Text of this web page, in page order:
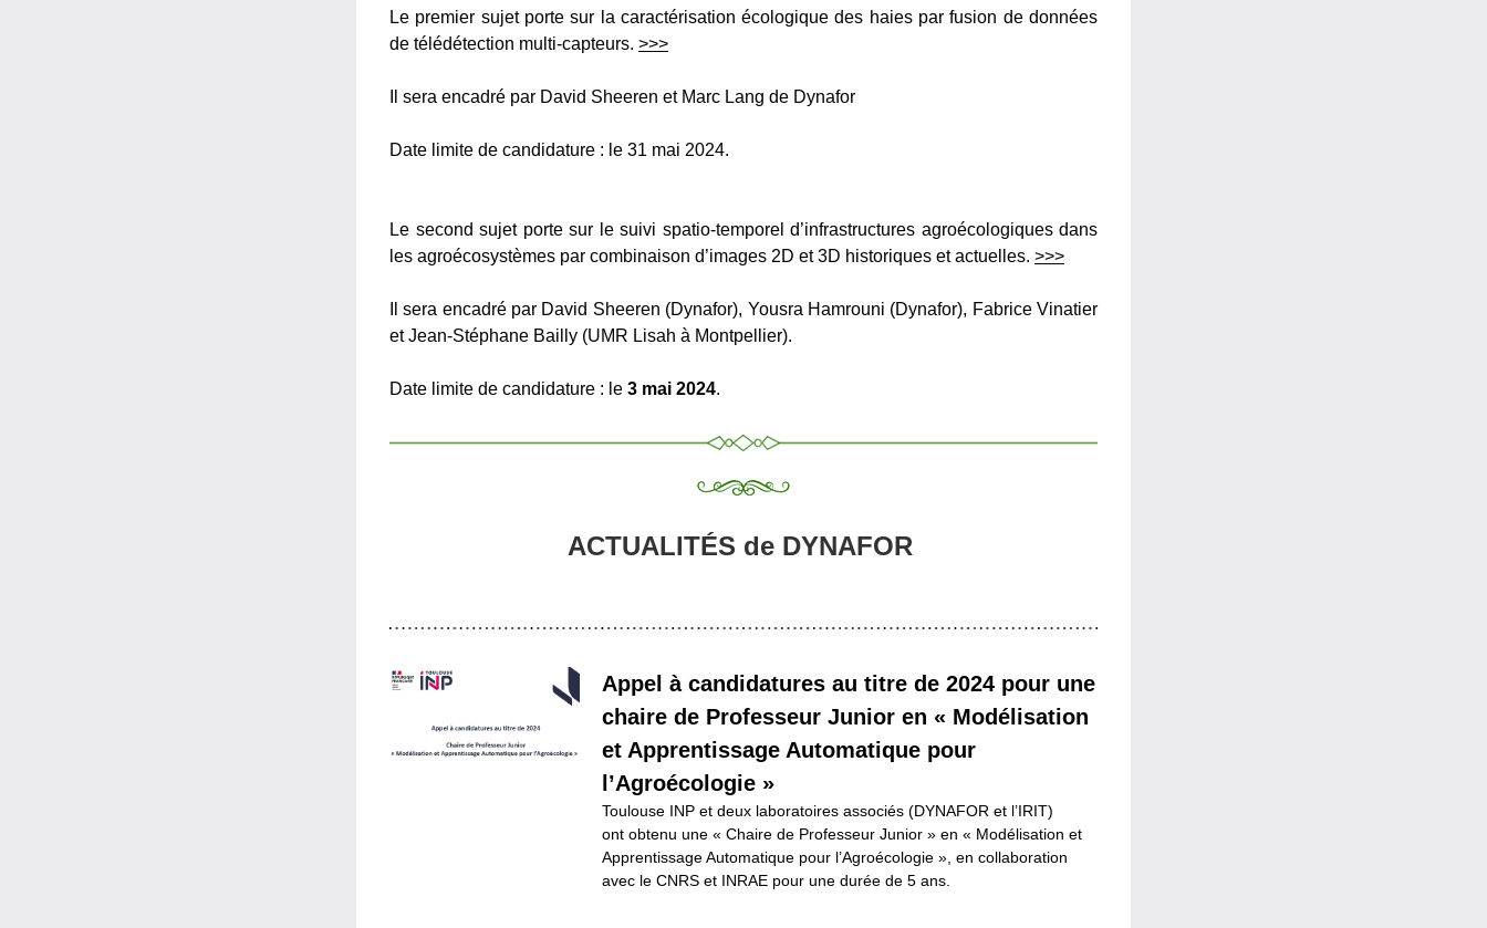
Le premier sujet porte sur la caractérisation écologique des haies par fusion de données
de télédétection multi-capteurs. >>>
Il sera encadré par David Sheeren et Marc Lang de Dynafor
Date limite de candidature : le 31 mai 2024.
Le second sujet porte sur le suivi spatio-temporel d’infrastructures agroécologiques dans
les agroécosystèmes par combinaison d’images 2D et 3D historiques et actuelles. >>>
Il sera encadré par David Sheeren (Dynafor), Yousra Hamrouni (Dynafor), Fabrice Vinatier
et Jean-Stéphane Bailly (UMR Lisah à Montpellier).
Date limite de candidature : le 3 mai 2024.
ACTUALITÉS de DYNAFOR
Appel à candidatures au titre de 2024 pour une
chaire de Professeur Junior en « Modélisation
et Apprentissage Automatique pour
l’Agroécologie »
Toulouse INP et deux laboratoires associés (DYNAFOR et l’IRIT)
ont obtenu une « Chaire de Professeur Junior » en « Modélisation et
Apprentissage Automatique pour l’Agroécologie », en collaboration
avec le CNRS et INRAE pour une durée de 5 ans.